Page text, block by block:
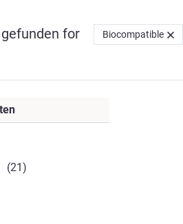
for Biocompatible
(21)